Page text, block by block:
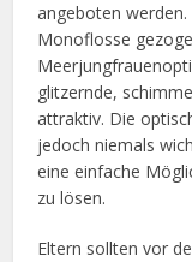
angeboten
Monoflosse
glitzernde,
attraktiv. Die
jedoch niemals
eine einfache
zu lösen.
Eltern sollten vor